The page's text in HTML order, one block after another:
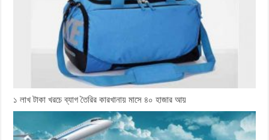
১ লাখ টাকা খরচে ব্যাগ তৈরির কারখানায় মাসে ৪০ হাজার আয়